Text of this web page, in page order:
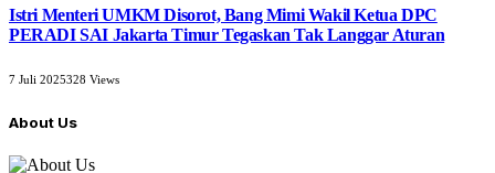
Istri Menteri UMKM Disorot, Bang Mimi Wakil Ketua DPC
PERADI SAI Jakarta Timur Tegaskan Tak Langgar Aturan
7 Juli 2025328 Views
About Us